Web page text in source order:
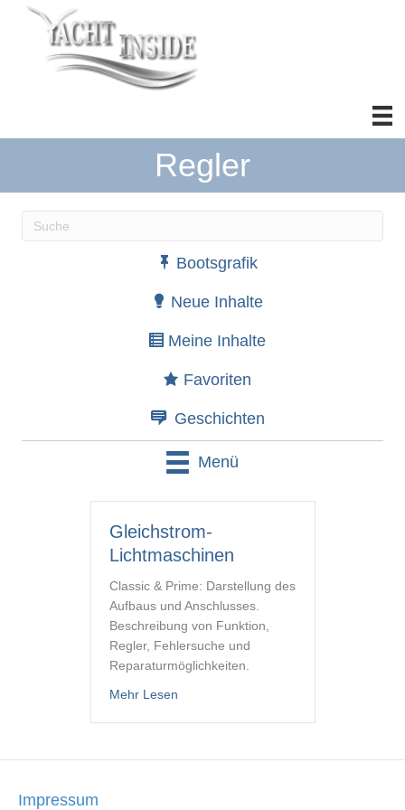
Regler
Wenn die Ergebnisse der automatischen
Bootsgrafik
Neue Inhalte
Meine Inhalte
Favoriten
Geschichten
Menü
Gleichstrom-
Lichtmaschinen
Classic & Prime: Darstellung des
Aufbaus und Anschlusses.
Beschreibung von Funktion,
Regler, Fehlersuche und
Reparaturmöglichkeiten.
Mehr Lesenabout Gleichstrom-Lichtmaschinen
Impressum